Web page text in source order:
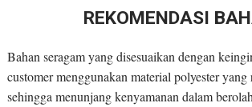
REKOMENDASI
Bahan seragam yang disesuaikan dengan
customer menggunakan material polyester
sehingga menunjang kenyamanan dalam